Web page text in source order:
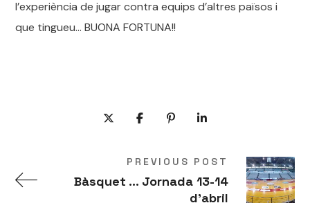
l’experiència de jugar contra equips d’altres països i
que tingueu… BUONA FORTUNA!!
PREVIOUS POST
Bàsquet ... Jornada 13-14
d'abril